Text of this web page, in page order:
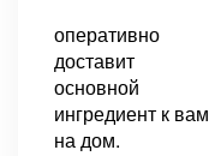
оперативно
доставит
основной
ингредиент к вам
на дом.